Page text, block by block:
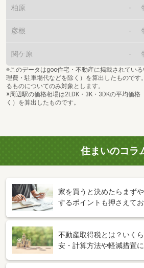
柏原 -
彦根 -
関ケ原 -
※このデータはgoo住宅・不動産に掲載されてい
理費・駐車場代などを除く）を算出したものです
るものについてのみ対象とします。
※周辺駅の価格相場は2LDK・3K・3DKの平均価
く）を算出したものです。
住まいのコラ
家を買うと決めたらまず
するポイントも押さえて
不動産取得税とは？いく
安・計算方法や軽減措置